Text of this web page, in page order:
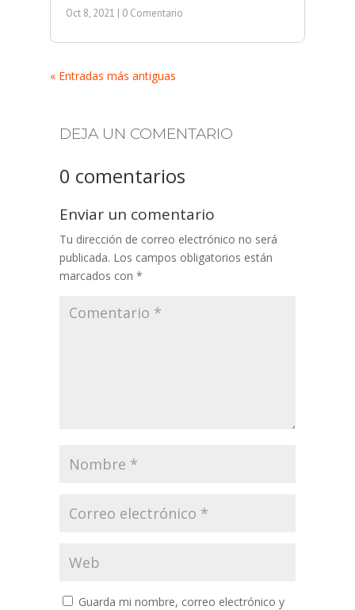
Oct 8, 2021 | 0 Comentario
« Entradas más antiguas
DEJA UN COMENTARIO
0 comentarios
Enviar un comentario
Tu dirección de correo electrónico no será
publicada. Los campos obligatorios están
marcados con *
Guarda mi nombre, correo electrónico y